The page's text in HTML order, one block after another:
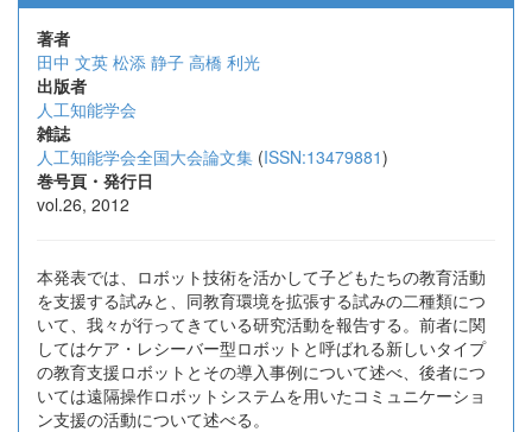
著者
田中 文英 松添 静子 高橋 利光
出版者
人工知能学会
雑誌
人工知能学会全国大会論文集 (ISSN:13479881)
巻号頁・発行日
vol.26, 2012
本発表では、ロボット技術を活かして子どもたちの教育活動
を支援する試みと、同教育環境を拡張する試みの二種類につ
いて、我々が行ってきている研究活動を報告する。前者に関
してはケア・レシーバー型ロボットと呼ばれる新しいタイプ
の教育支援ロボットとその導入事例について述べ、後者につ
いては遠隔操作ロボットシステムを用いたコミュニケーショ
ン支援の活動について述べる。